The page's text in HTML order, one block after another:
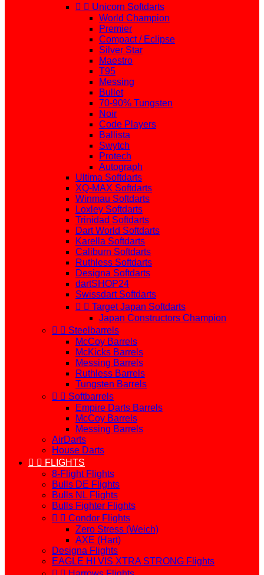
  Unicorn Softdarts
World Champion
Premier
Compact / Eclipse
Silver Star
Maestro
T95
Messing
Bullet
70-90% Tungsten
Noir
Code Players
Ballista
Swytch
Protech
Autograph
Ultima Softdarts
XQ-MAX Softdarts
Winmau Softdarts
Loxley Softdarts
Trinidad Softdarts
Dart World Softdarts
Karella Softdarts
Caliburn Softdarts
Ruthless Softdarts
Designa Softdarts
dartSHOP24
Swissdart Softdarts
  Target Japan Softdarts
Japan Constructors Champion
  Steelbarrels
McCoy Barrels
McKicks Barrels
Messing Barrels
Ruthless Barrels
Tungsten Barrels
  Softbarrels
Empire Darts Barrels
McCoy Barrels
Messing Barrels
AirDarts
House Darts
  FLIGHTS
8-Flight Flights
Bulls DE Flights
Bulls NL Flights
Bulls Fighter Flights
  Condor Flights
Zero Stress (Weich)
AXE (Hart)
Designa Flights
EAGLE HI VIS XTRA STRONG Flights